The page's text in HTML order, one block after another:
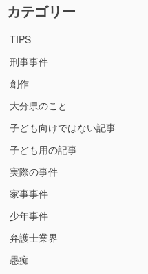
カテゴリー
TIPS
刑事事件
創作
大分県のこと
子ども向けではない記事
子ども用の記事
実際の事件
家事事件
少年事件
弁護士業界
愚痴